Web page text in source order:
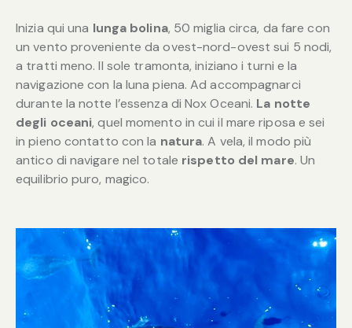
Inizia qui una lunga bolina, 50 miglia circa, da fare con
un vento proveniente da ovest-nord-ovest sui 5 nodi,
a tratti meno. Il sole tramonta, iniziano i turni e la
navigazione con la luna piena. Ad accompagnarci
durante la notte l’essenza di Nox Oceani. La notte
degli oceani, quel momento in cui il mare riposa e sei
in pieno contatto con la natura. A vela, il modo più
antico di navigare nel totale rispetto del mare. Un
equilibrio puro, magico.